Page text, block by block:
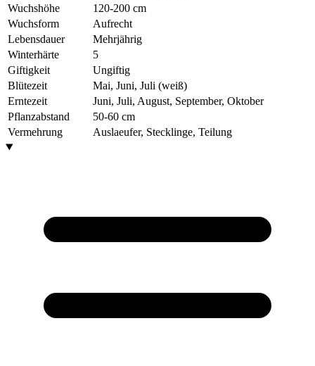
Wuchshöhe
120-200 cm
Wuchsform
Aufrecht
Lebensdauer
Mehrjährig
Winterhärte
5
Giftigkeit
Ungiftig
Blütezeit
Mai, Juni, Juli (weiß)
Erntezeit
Juni, Juli, August, September, Oktober
Pflanzabstand
50-60 cm
Vermehrung
Auslaeufer, Stecklinge, Teilung